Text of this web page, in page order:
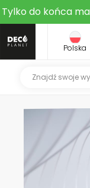
Tylko do końca
Polska